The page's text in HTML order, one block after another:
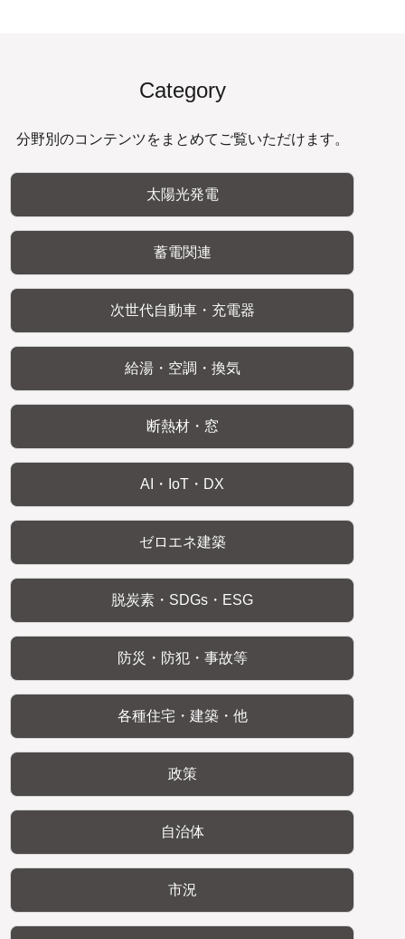
Category
分野別のコンテンツをまとめてご覧いただけます。
太陽光発電
蓄電関連
次世代自動車・充電器
給湯・空調・換気
断熱材・窓
AI・IoT・DX
ゼロエネ建築
脱炭素・SDGs・ESG
防災・防犯・事故等
各種住宅・建築・他
政策
自治体
市況